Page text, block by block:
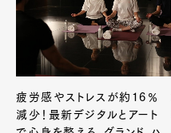
疲労感やストレスが約16％
減少！最新デジタルとアート